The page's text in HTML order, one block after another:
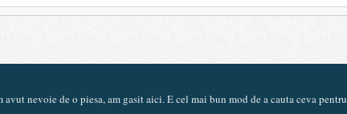
avut nevoie de o piesa, am gasit aici. E cel mai bun mod de a cauta ceva pentru